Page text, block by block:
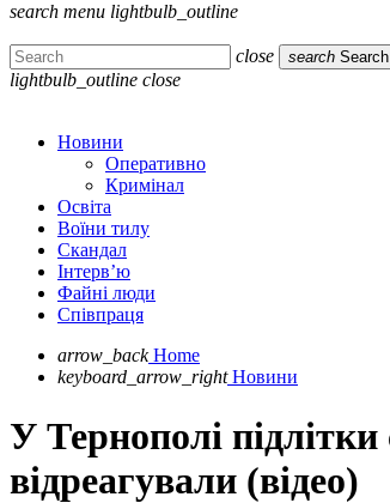
search menu lightbulb_outline
close search Search
lightbulb_outline close
Новини
Оперативно
Кримінал
Освіта
Воїни тилу
Скандал
Інтерв’ю
Файні люди
Співпраця
arrow_back Home
keyboard_arrow_right Новини
У Тернополі
відреагували (відео)